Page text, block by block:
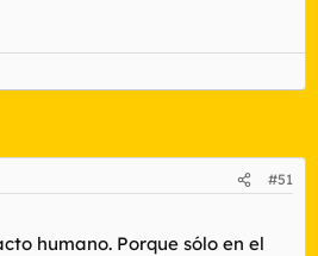
#51
humano. Porque sólo en el